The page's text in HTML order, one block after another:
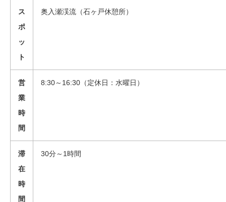
ス
ポ
ッ
ト
奥入瀬渓流（石ヶ戸休憩所）
営
業
時
間
8:30～16:30（定休日：水曜日）
滞
在
時
間
30分～1時間